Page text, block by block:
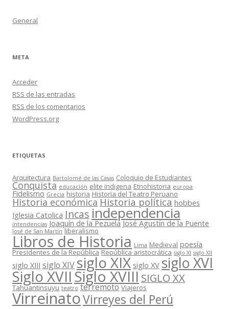
General
META
Acceder
RSS de las entradas
RSS de los comentarios
WordPress.org
ETIQUETAS
Arquitectura Bartolomé de las Casas Coloquio de Estudiantes
Conquista educación elite indigena Etnohistoria europa
Fidelismo Grecia historia Historia del Teatro Peruano
Historia económica Historia política hobbes
Iglesia Catolica Incasindependencia
intendencias Joaquín de la Pezuela José Agustín de la Puente
José de San Martín liberalismo
Libros de Historia Lima Medieval poesía
Presidentes de la República República aristocrática siglo XI siglo XII
siglo XIII siglo XIV siglo XIX siglo XV siglo XVI
Siglo XVIISiglo XVIIISIGLO XX
Tahuantinsuyu teatro terremoto Viajeros
VirreinatoVirreyes del Perú